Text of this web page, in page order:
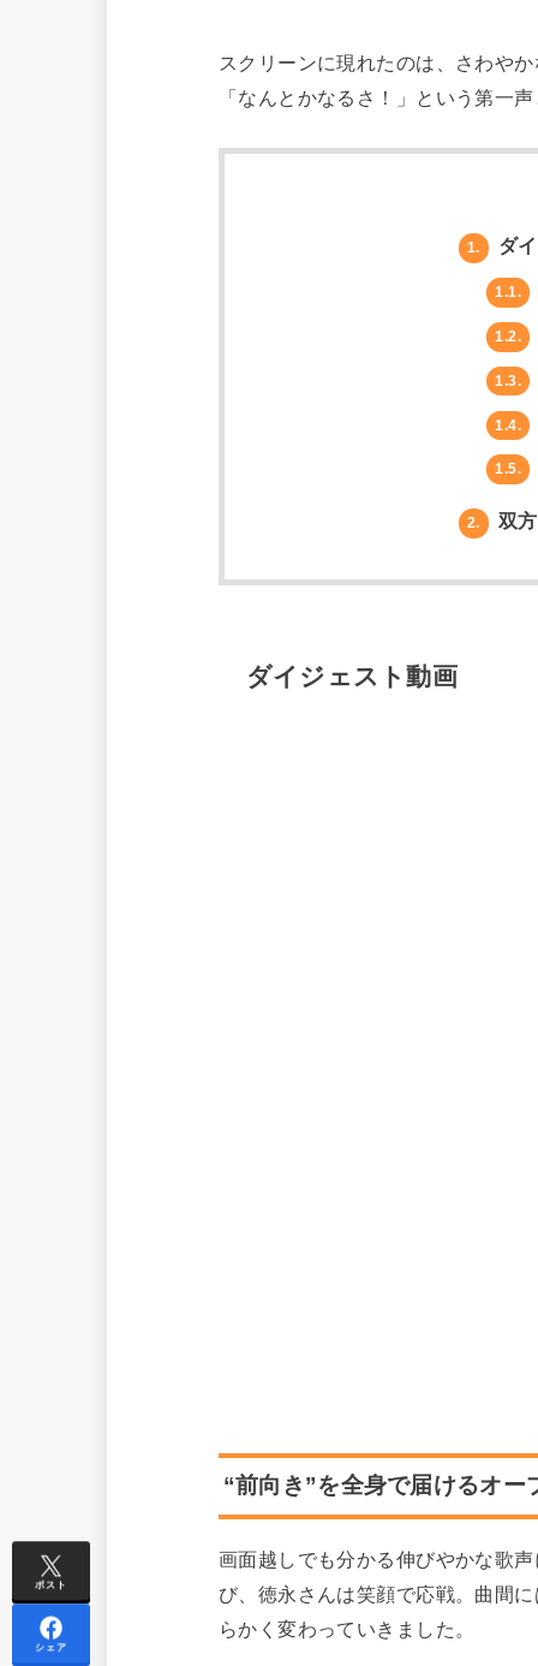
スクリーンに現れたのは、さわや
「なんとかなるさ！」という第一
1. ダ
1.1.
1.2.
1.3.
1.4.
1.5.
2. 双
ダイジェスト動画
“前向き”を全身で届けるオー
画面越しでも分かる伸びやかな歌
び、徳永さんは笑顔で応戦。曲間
らかく変わっていきました。
ポスト
シェア